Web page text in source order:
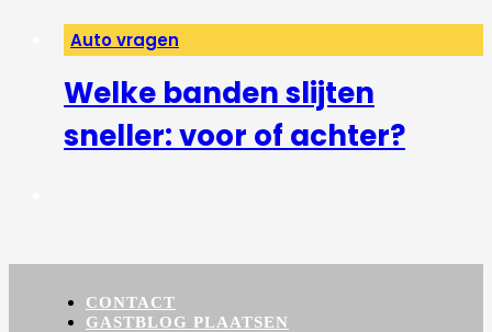
Auto vragen
Welke banden slijten
sneller: voor of achter?
CONTACT
GASTBLOG PLAATSEN